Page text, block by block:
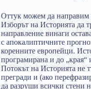
Оттук можем да
Изборът на Историята да
направление винаги
с апокалиптичните
коренните европейци.
програмирана и до
Потокът на Историята не
прегради и (ако
да разруши всички стени